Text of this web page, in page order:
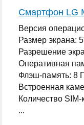
Смартфон LG
Версия
Размер экрана:
Разрешение
Оперативная
Флэш-память: 8
Встроенная
Количество SIM-
...